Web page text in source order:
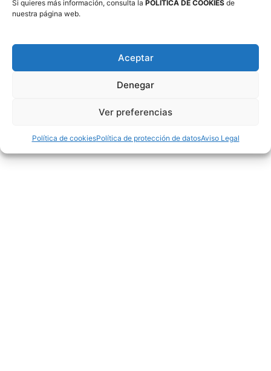
Si quieres más información, consulta la POLÍTICA DE COOKIES de
nuestra página web.
Aceptar
Denegar
Ver preferencias
Política de cookiesPolítica de protección de datosAviso Legal
Tweets por @FabasketAragon